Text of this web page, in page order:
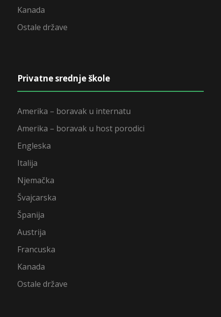
Kanada
Ostale države
Privatne srednje škole
Amerika – boravak u internatu
Amerika – boravak u host porodici
Engleska
Italija
Njemačka
Švajcarska
Španija
Austrija
Francuska
Kanada
Ostale države